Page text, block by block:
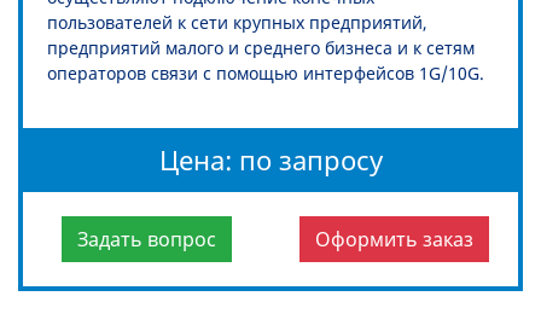
пользователей к сети крупных предприятий,
предприятий малого и среднего бизнеса и к сетям
операторов связи с помощью интерфейсов 1G/10G.
Цена: по запросу
Задать вопрос Оформить заказ